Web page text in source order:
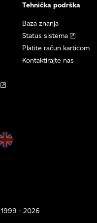
Tehnička podrška
Baza znanja
Status sistema
Platite račun karticom
Kontaktirajte nas
- 2026